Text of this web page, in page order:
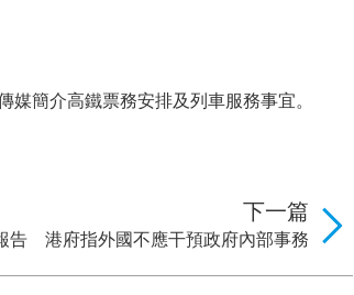
簡介高鐵票務安排及列車服務事宜。
下一篇
告 港府指外國不應干預政府內部事務